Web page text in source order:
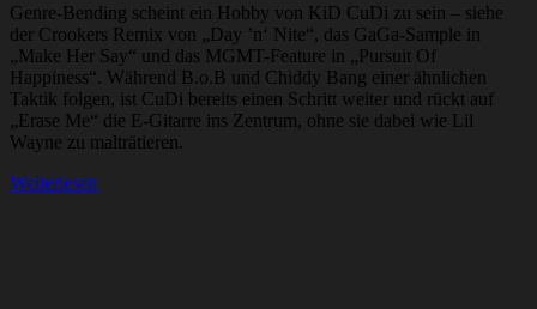
Genre-Bending scheint ein Hobby von KiD CuDi zu sein – siehe
der Crookers Remix von „Day ’n‘ Nite“, das GaGa-Sample in
„Make Her Say“ und das MGMT-Feature in „Pursuit Of
Happiness“. Während B.o.B und Chiddy Bang einer ähnlichen
Taktik folgen, ist CuDi bereits einen Schritt weiter und rückt auf
„Erase Me“ die E-Gitarre ins Zentrum, ohne sie dabei wie Lil
Wayne zu malträtieren.
Weiterlesen